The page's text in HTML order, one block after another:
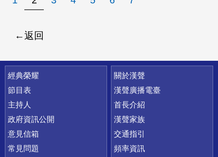
返回
快速連結
經典榮耀
節目表
主持人
政府資訊公開
意見信箱
常見問題
關於漢聲
漢聲廣播電臺
首長介紹
漢聲家族
交通指引
頻率資訊